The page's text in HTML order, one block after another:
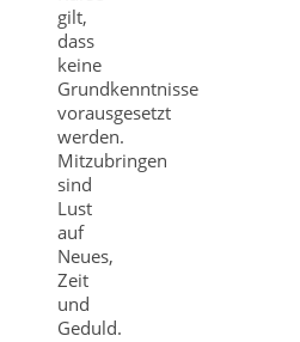
gilt,
dass
keine
Grundkenntnisse
vorausgesetzt
werden.
Mitzubringen
sind
Lust
auf
Neues,
Zeit
und
Geduld.